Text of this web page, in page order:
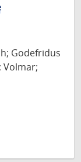
Godefridus
Volmar;